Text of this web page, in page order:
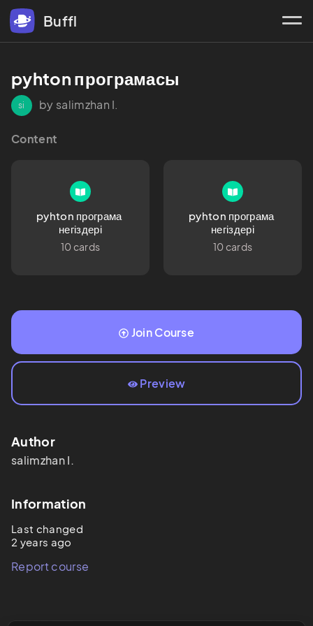
Buffl
pyhton програмасы
si by salimzhan I.
Content
pyhton програма
негіздері
10 cards
pyhton програма
негіздері
10 cards
Join Course
Preview
Author
salimzhanI.
Information
Last changed
2 years ago
Report course